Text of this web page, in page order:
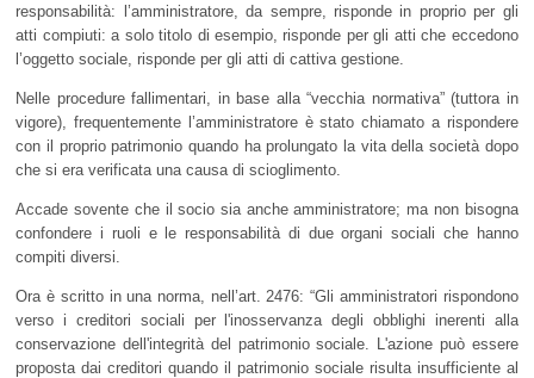
responsabilità: l’amministratore, da sempre, risponde in proprio per gli
atti compiuti: a solo titolo di esempio, risponde per gli atti che eccedono
l’oggetto sociale, risponde per gli atti di cattiva gestione.
Nelle procedure fallimentari, in base alla “vecchia normativa” (tuttora in
vigore), frequentemente l’amministratore è stato chiamato a rispondere
con il proprio patrimonio quando ha prolungato la vita della società dopo
che si era verificata una causa di scioglimento.
Accade sovente che il socio sia anche amministratore; ma non bisogna
confondere i ruoli e le responsabilità di due organi sociali che hanno
compiti diversi.
Ora è scritto in una norma, nell’art. 2476: “Gli amministratori rispondono
verso i creditori sociali per l'inosservanza degli obblighi inerenti alla
conservazione dell'integrità del patrimonio sociale. L'azione può essere
proposta dai creditori quando il patrimonio sociale risulta insufficiente al